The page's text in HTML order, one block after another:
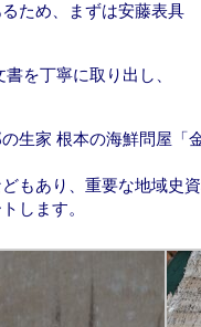
ため、まずは安藤表具
を丁寧に取り出し、
生家 根本の海鮮問屋「
もあり、重要な地域史資
します。